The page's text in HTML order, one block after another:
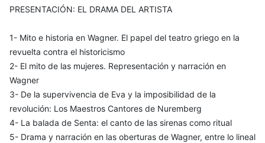
PRESENTACIÓN: EL DRAMA DEL ARTISTA
1- Mito e historia en Wagner. El papel del teatro griego en la
revuelta contra el historicismo
2- El mito de las mujeres. Representación y narración en
Wagner
3- De la supervivencia de Eva y la imposibilidad de la
revolución: Los Maestros Cantores de Nuremberg
4- La balada de Senta: el canto de las sirenas como ritual
5- Drama y narración en las oberturas de Wagner, entre lo lineal